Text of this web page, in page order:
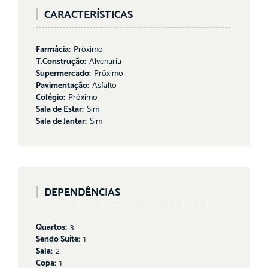
CARACTERÍSTICAS
Farmácia: Próximo
T.Construção: Alvenaria
Supermercado: Próximo
Pavimentação: Asfalto
Colégio: Próximo
Sala de Estar: Sim
Sala de Jantar: Sim
DEPENDÊNCIAS
Quartos: 3
Sendo Suíte: 1
Sala: 2
Copa: 1